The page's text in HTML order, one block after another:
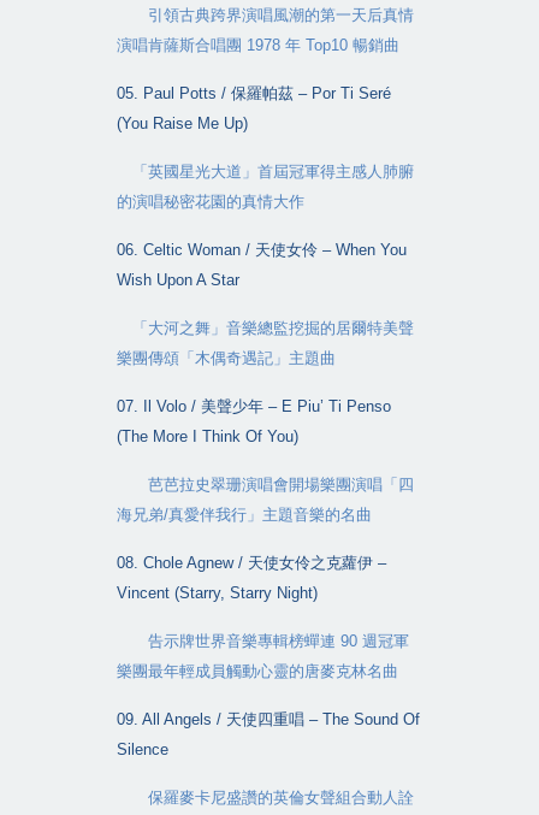
引領古典跨界演唱風潮的第一天后真情
演唱肯薩斯合唱團 1978 年Top10 暢銷曲
05. Paul Potts / 保羅帕茲 – Por Ti Seré
(You Raise Me Up)
「英國星光大道」首屆冠軍得主感人肺腑
的演唱秘密花園的真情大作
06. Celtic Woman / 天使女伶 – When You
Wish Upon A Star
「大河之舞」音樂總監挖掘的居爾特美聲
樂團傳頌「木偶奇遇記」主題曲
07. Il Volo / 美聲少年 – E Piu’ Ti Penso
(The More I Think Of You)
芭芭拉史翠珊演唱會開場樂團演唱「四
海兄弟/真愛伴我行」主題音樂的名曲
08. Chole Agnew / 天使女伶之克蘿伊 –
Vincent (Starry, Starry Night)
告示牌世界音樂專輯榜蟬連 90週冠軍
樂團最年輕成員觸動心靈的唐麥克林名曲
09. All Angels / 天使四重唱 – The Sound Of
Silence
保羅麥卡尼盛讚的英倫女聲組合動人詮